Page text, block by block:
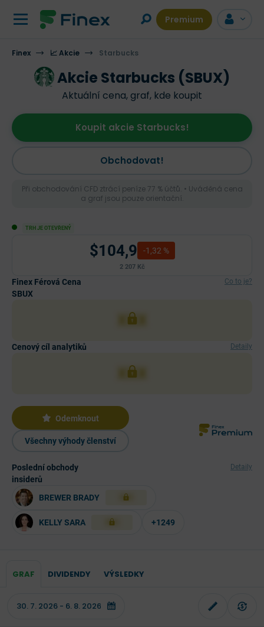
Premium
Finex 📈 Akcie Starbucks
Akcie Starbucks (SBUX)
Aktuální cena, graf, kde koupit
Obchodovat!
Koupit akcie Starbucks!
Při obchodování CFD ztrácí peníze 77 % účtů. • Uváděná cena
a graf jsou pouze orientační.
TRH JE OTEVŘENÝ
$104,9 -1,32 %
2 207 Kč
Finex Férová Cena
SBUX
Co to je?
XXX
Cenový cíl analytiků Detaily
XXX
Odemknout
Všechny výhody členství
Poslední obchody
insiderů
Detaily
BREWER BRADY XXX
KELLY SARA XXX +1249
GRAF DIVIDENDY VÝSLEDKY